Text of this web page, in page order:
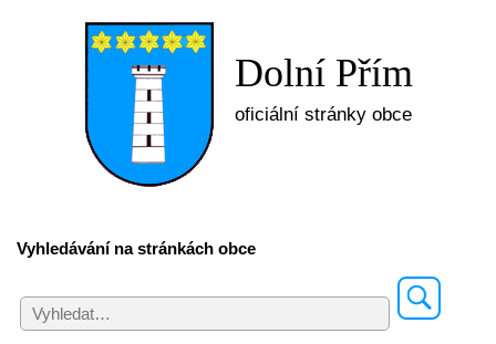
Dolní Přím
oficiální stránky obce
Vyhledávání na stránkách obce